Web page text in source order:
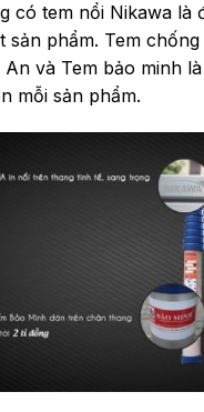
có tem nổi Nikawa là
sản phẩm. Tem
An và Tem bảo minh
mỗi sản phẩm.